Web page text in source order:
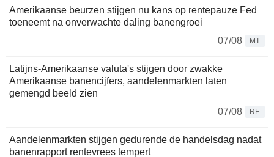
Amerikaanse beurzen stijgen nu kans op rentepauze Fed
toeneemt na onverwachte daling banengroei
07/08
MT
Latijns-Amerikaanse valuta's stijgen door zwakke
Amerikaanse banencijfers, aandelenmarkten laten
gemengd beeld zien
07/08
RE
Aandelenmarkten stijgen gedurende de handelsdag nadat
banenrapport rentevrees tempert